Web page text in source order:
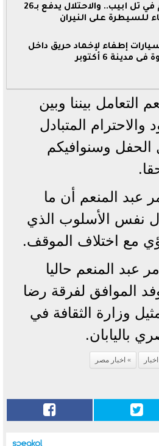
حريق ضخم في تل أبيب.. والاحتلال يدفع بـ26
للسيطرة على النيران
بـ10 سيارات إطفاء لإخماد حريق داخل
6 أكتوبر
بيننا وبين
والاحترام المتبادل
الحفل وسنوافيكم
عبد المنعم أن ما
نفس الأسلوب الذي
مع اختلاف الموقف.
عبد المنعم حاليا
الموافق لفرقة رضا
وزارة الثقافة في
باليابان.
اخبار اخبار مصر